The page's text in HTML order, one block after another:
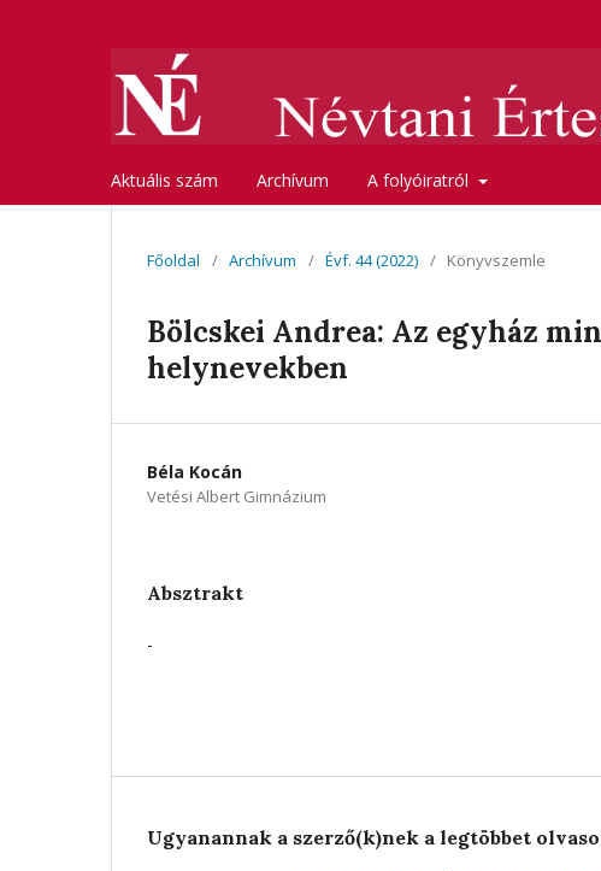
Aktuális szám Archívum A folyóiratról
Főoldal / Archívum / Évf. 44 (2022) / Könyvszemle
Bölcskei Andrea: Az egyház
helynevekben
Béla Kocán
Vetési Albert Gimnázium
Absztrakt
-
Ugyanannak a szerző(k)nek a legtöbbet